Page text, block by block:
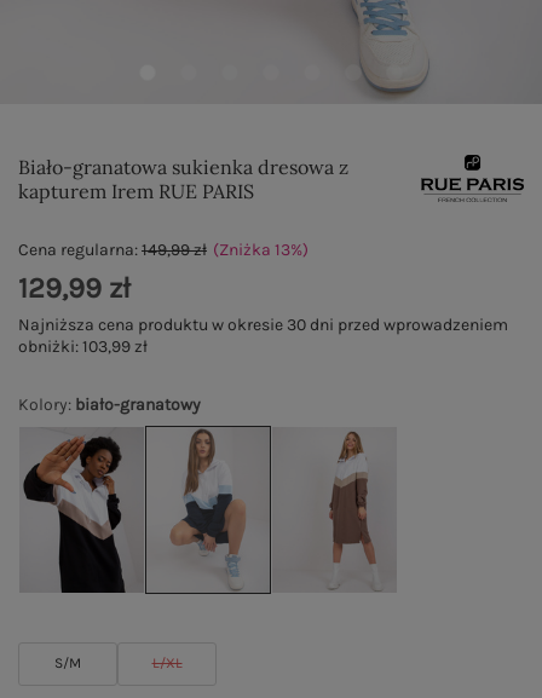
Biało-granatowa sukienka dresowa z
kapturem Irem RUE PARIS
Kolory: biało-granatowy
S/M L/XL
Cena regularna:149,99 zł (Zniżka 13%)
129,99 zł
Najniższa cena produktu w okresie 30 dni przed wprowadzeniem
obniżki:103,99 zł